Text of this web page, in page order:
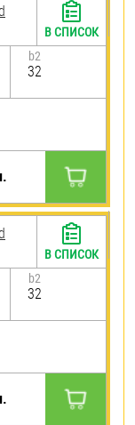
b2
32
В СПИСОК
b2
32
В СПИСОК